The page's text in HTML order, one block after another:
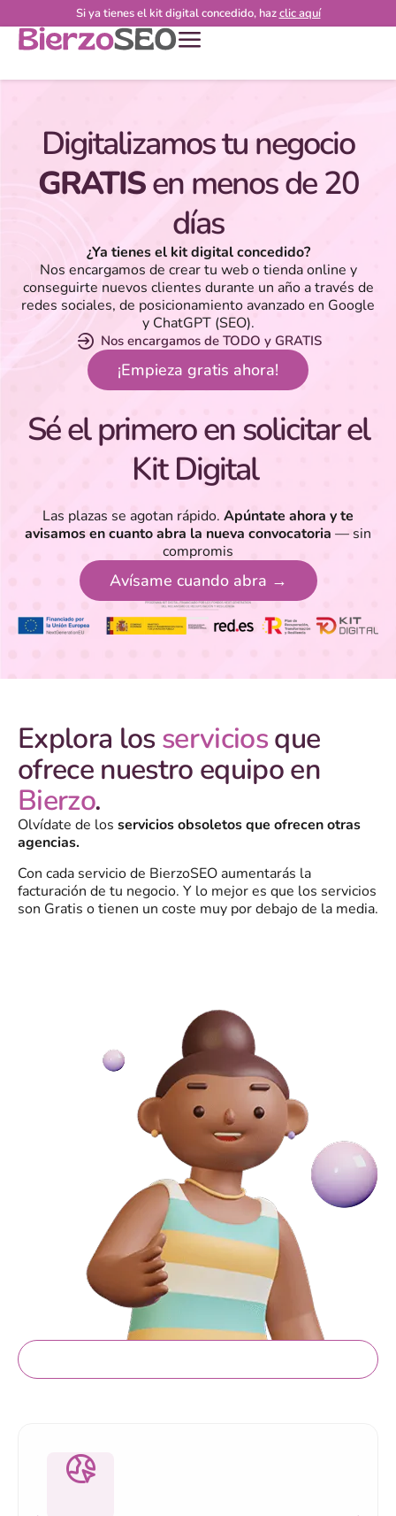
Si ya tienes el kit digital concedido, hazclic aquí
Digitalizamos tu negocio
GRATISen menos de 20
días
¿Ya tienes el kit digital concedido?
Nos encargamos de crear tu web o tienda online y
conseguirte nuevos clientes durante un año a través de
redes sociales, de posicionamiento avanzado en Google
y ChatGPT (SEO).
Nos encargamos de TODO y GRATIS
¡Empieza gratis ahora!
Sé el primero en solicitar el
Kit Digital
Las plazas se agotan rápido. Apúntate ahora y te
avisamos en cuanto abra la nueva convocatoria — sin
compromis
Avísame cuando abra →
Explora losserviciosque
ofrece nuestro equipo en
Bierzo.
Olvídate de los servicios obsoletos que ofrecen otras
agencias.
Con cada servicio de BierzoSEO aumentarás la
facturación de tu negocio. Y lo mejor es que los servicios
son Gratis o tienen un coste muy por debajo de la media.